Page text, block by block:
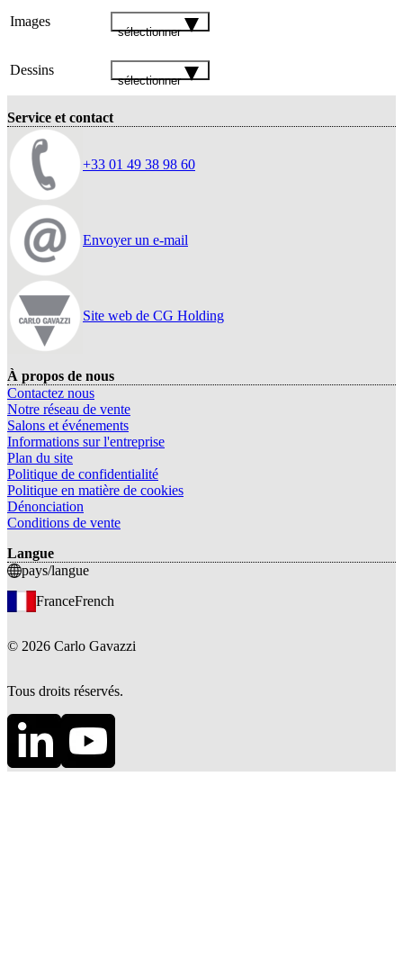
Images
sélectionner
Dessins
sélectionner
Service et contact
+33 01 49 38 98 60
Envoyer un e-mail
Site web de CG Holding
À propos de nous
Contactez nous
Notre réseau de vente
Salons et événements
Informations sur l'entreprise
Plan du site
Politique de confidentialité
Politique en matière de cookies
Dénonciation
Conditions de vente
Langue
pays/langue
FranceFrench
© 2026 Carlo Gavazzi
Tous droits réservés.